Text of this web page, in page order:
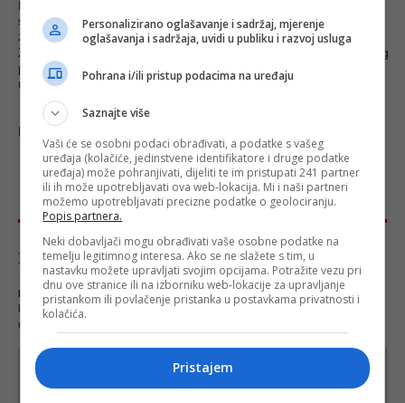
Budite aktivni sudionik novog vremena i mogućnosti, a ekipa
serije „Dobrodošli u Orient Express“ obećava atraktivnu TV
zabavu za čitavu porodicu!
Za sve informacije i dodatne upite o seriji i mogućnostima njenog
premijernog gledanja, možete se obratiti mailom
na:
depozona@depo.ba.
Pogledajte video!
Komentari - Ukupno 0
NAPOMENA
- Portal Depo.ba zadržava pravo da obriše neprimjereni dio ili cijeli
komentar bez najave i objašnjenja. Mišljenja iznešena u komentarima nisu stavovi
redakcije web portala Depo.ba!
Personalizirano oglašavanje i sadržaj, mjerenje
oglašavanja i sadržaja, uvidi u publiku i razvoj usluga
Pohrana i/ili pristup podacima na uređaju
Saznajte više
Vaši će se osobni podaci obrađivati, a podatke s vašeg
uređaja (kolačiće, jedinstvene identifikatore i druge podatke
uređaja) može pohranjivati, dijeliti te im pristupati 241 partner
ili ih može upotrebljavati ova web-lokacija. Mi i naši partneri
možemo upotrebljavati precizne podatke o geolociranju.
Popis partnera.
Neki dobavljači mogu obrađivati vaše osobne podatke na
temelju legitimnog interesa. Ako se ne slažete s tim, u
nastavku možete upravljati svojim opcijama. Potražite vezu pri
dnu ove stranice ili na izborniku web-lokacije za upravljanje
pristankom ili povlačenje pristanka u postavkama privatnosti i
kolačića.
Pristajem